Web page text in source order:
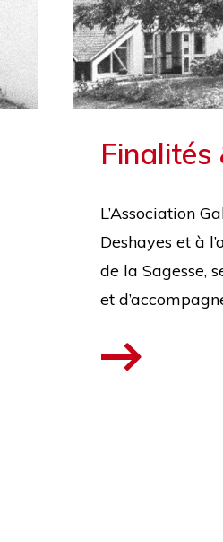
Finalités
L’Association
Deshayes et à
de la Sagesse,
et